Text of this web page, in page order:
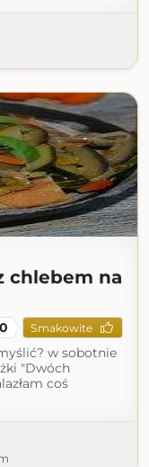
chlebem na
0 Smakowite
w sobotnie
"Dwóch
coś